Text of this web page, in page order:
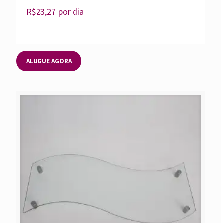
R$23,27 por dia
ALUGUE AGORA